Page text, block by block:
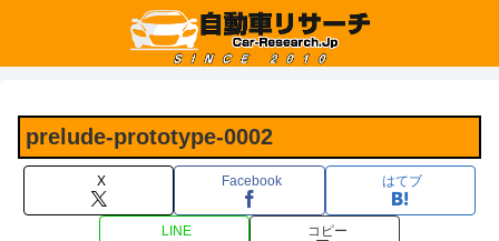
prelude-prototype-0002
X Facebook はてブ
LINE コピー